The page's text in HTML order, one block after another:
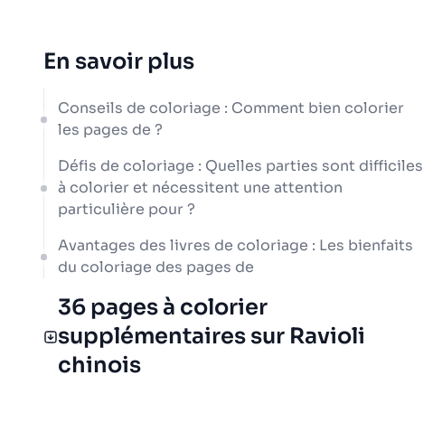
En savoir plus
Conseils de coloriage : Comment bien colorier
les pages de ?
Défis de coloriage : Quelles parties sont difficiles
à colorier et nécessitent une attention
particulière pour ?
Avantages des livres de coloriage : Les bienfaits
du coloriage des pages de
36 pages à colorier
supplémentaires sur Ravioli
chinois